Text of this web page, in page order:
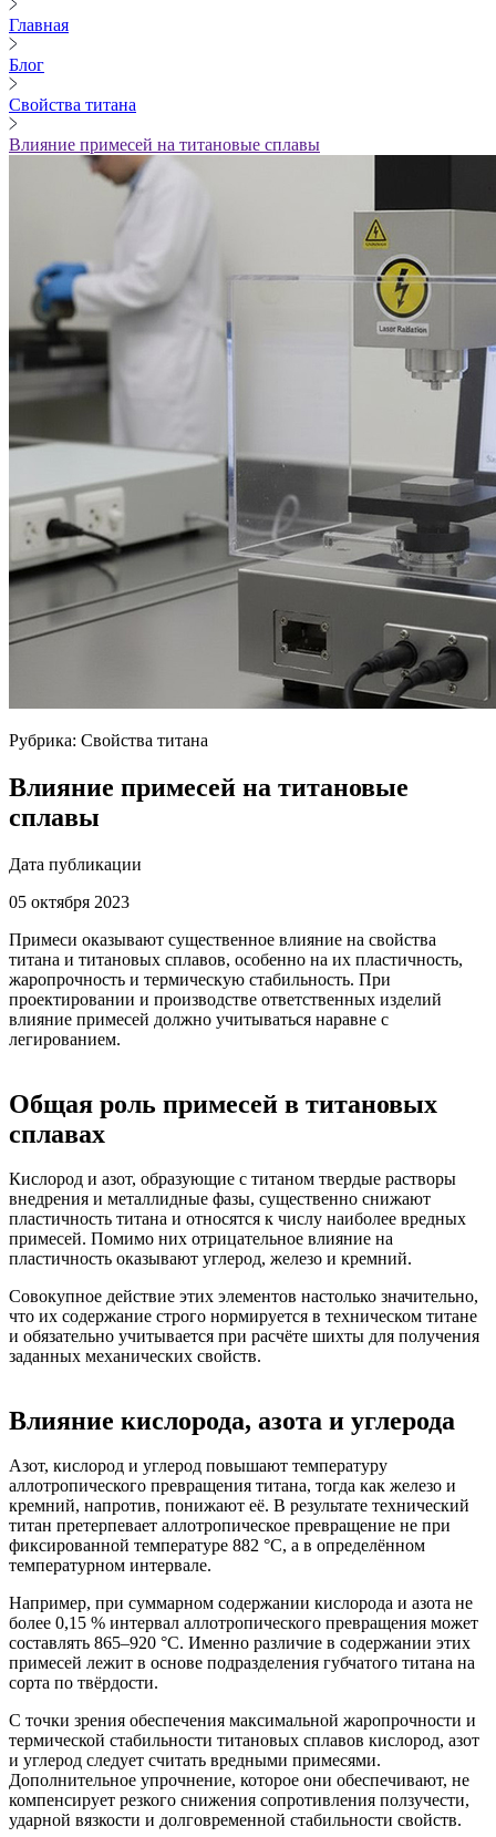
Главная
Блог
Свойства титана
Влияние примесей на титановые сплавы
Рубрика: Свойства титана
Влияние примесей на титановые
сплавы
Дата публикации
05 октября 2023
Примеси оказывают существенное влияние на свойства
титана и титановых сплавов, особенно на их пластичность,
жаропрочность и термическую стабильность. При
проектировании и производстве ответственных изделий
влияние примесей должно учитываться наравне с
легированием.
Общая роль примесей в титановых
сплавах
Кислород и азот, образующие с титаном твердые растворы
внедрения и металлидные фазы, существенно снижают
пластичность титана и относятся к числу наиболее вредных
примесей. Помимо них отрицательное влияние на
пластичность оказывают углерод, железо и кремний.
Совокупное действие этих элементов настолько значительно,
что их содержание строго нормируется в техническом титане
и обязательно учитывается при расчёте шихты для получения
заданных механических свойств.
Влияние кислорода, азота и углерода
Азот, кислород и углерод повышают температуру
аллотропического превращения титана, тогда как железо и
кремний, напротив, понижают её. В результате технический
титан претерпевает аллотропическое превращение не при
фиксированной температуре 882 °C, а в определённом
температурном интервале.
Например, при суммарном содержании кислорода и азота не
более 0,15 % интервал аллотропического превращения может
составлять 865–920 °C. Именно различие в содержании этих
примесей лежит в основе подразделения губчатого титана на
сорта по твёрдости.
С точки зрения обеспечения максимальной жаропрочности и
термической стабильности титановых сплавов кислород, азот
и углерод следует считать вредными примесями.
Дополнительное упрочнение, которое они обеспечивают, не
компенсирует резкого снижения сопротивления ползучести,
ударной вязкости и долговременной стабильности свойств.